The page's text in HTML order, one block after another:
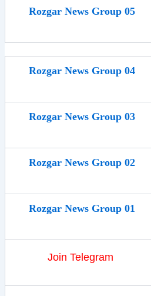
Rozgar News Group 05
Rozgar News Group 04
Rozgar News Group 03
Rozgar News Group 02
Rozgar News Group 01
Join Telegram